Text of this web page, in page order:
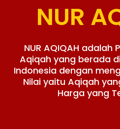
NUR
NUR AQIQAH adalah
Aqiqah yang berada
Indonesia dengan
Nilai yaitu Aqiqah
Harga yang